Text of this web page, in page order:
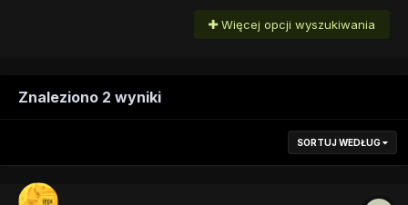
Więcej opcji wyszukiwania
Znaleziono 2 wyniki
SORTUJ WEDŁUG